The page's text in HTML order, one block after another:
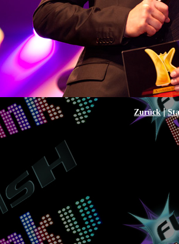
Zurück |